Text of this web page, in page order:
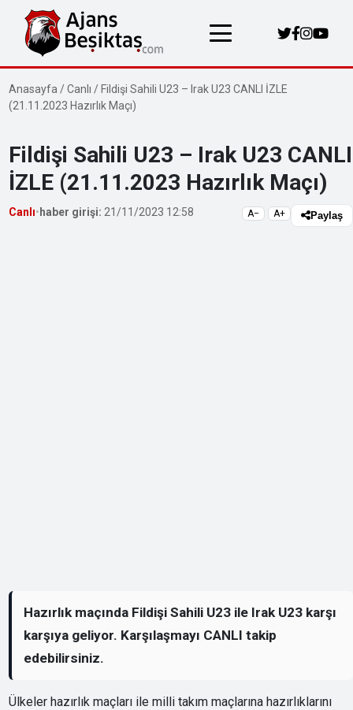
Anasayfa /Canlı / Fildişi Sahili U23 – Irak U23 CANLI İZLE
(21.11.2023 Hazırlık Maçı)
Fildişi Sahili U23 – Irak U23 CANLI
İZLE (21.11.2023 Hazırlık Maçı)
Canlı• haber girişi: 21/11/2023 12:58 A− A+ Paylaş
Hazırlık maçında Fildişi Sahili U23 ile Irak U23 karşı
karşıya geliyor. Karşılaşmayı CANLI takip
edebilirsiniz.
Ülkeler hazırlık maçları ile milli takım maçlarına hazırlıklarını